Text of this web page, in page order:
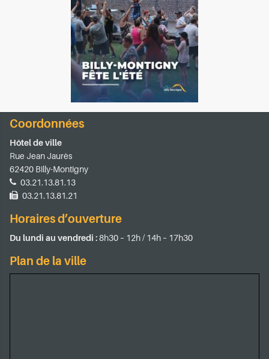
Coordonnées
Hôtel de ville
Rue Jean Jaurès
62420 Billy-Montigny
03.21.13.81.13
03.21.13.81.21
Horaires d’ouverture
Du lundi au vendredi :8h30 – 12h / 14h – 17h30
Plan de la ville